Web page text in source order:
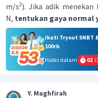
m/s2). Jika adik menekan
N, tentukan gaya normal
Ikuti Tryout SNBT
100rb
Habis dalam
02 :
Y. Maghfirah